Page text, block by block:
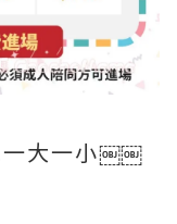
一大一小￼￼